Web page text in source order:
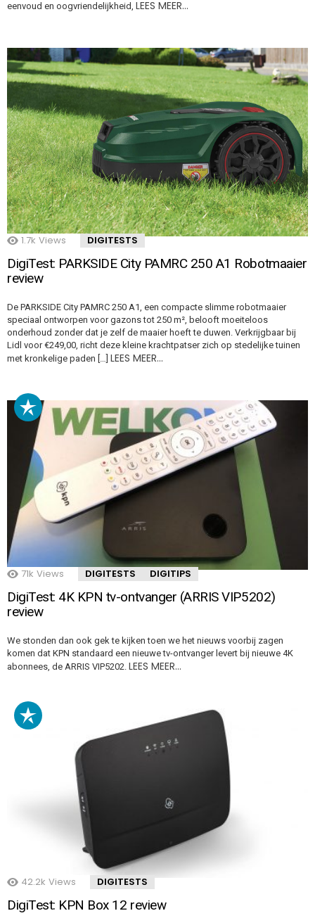
eenvoud en oogvriendelijkheid, LEES MEER…
1.7k Views DIGITESTS
DigiTest: PARKSIDE City PAMRC 250 A1 Robotmaaier
review
De PARKSIDE City PAMRC 250 A1, een compacte slimme robotmaaier
speciaal ontworpen voor gazons tot 250 m², belooft moeiteloos
onderhoud zonder dat je zelf de maaier hoeft te duwen. Verkrijgbaar bij
Lidl voor €249,00, richt deze kleine krachtpatser zich op stedelijke tuinen
met kronkelige paden […] LEES MEER…
71k Views DIGITESTS DIGITIPS
DigiTest: 4K KPN tv-ontvanger (ARRIS VIP5202)
review
We stonden dan ook gek te kijken toen we het nieuws voorbij zagen
komen dat KPN standaard een nieuwe tv-ontvanger levert bij nieuwe 4K
abonnees, de ARRIS VIP5202. LEES MEER…
42.2k Views DIGITESTS
DigiTest: KPN Box 12 review